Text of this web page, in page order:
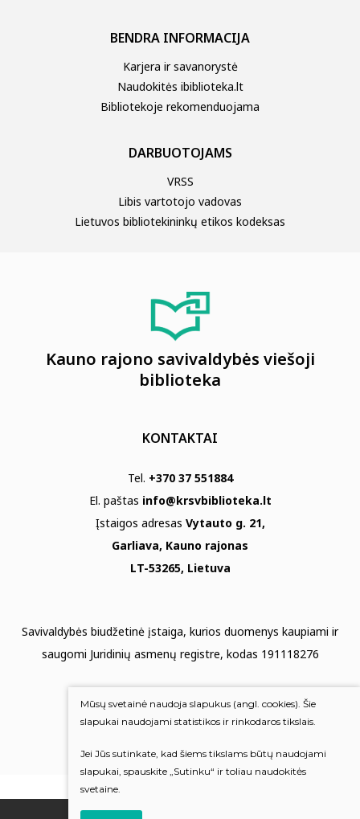
BENDRA INFORMACIJA
Karjera ir savanorystė
Naudokitės ibiblioteka.lt
Bibliotekoje rekomenduojama
DARBUOTOJAMS
VRSS
Libis vartotojo vadovas
Lietuvos bibliotekininkų etikos kodeksas
Kauno rajono savivaldybės viešoji
biblioteka
KONTAKTAI
Tel. +370 37 551884
El. paštas info@krsvbiblioteka.lt
Įstaigos adresas Vytauto g. 21,
Garliava, Kauno rajonas
LT-53265, Lietuva
Savivaldybės biudžetinė įstaiga, kurios duomenys kaupiami ir
saugomi Juridinių asmenų registre, kodas 191118276
Duomenų apsauga
Mums rūpi Jūsų nuomonė
Įvertinkite mus
Mūsų svetainė naudoja slapukus (angl. cookies). Šie
slapukai naudojami statistikos ir rinkodaros tikslais.
Jei Jūs sutinkate, kad šiems tikslams būtų naudojami
slapukai, spauskite „Sutinku“ ir toliau naudokitės
svetaine.